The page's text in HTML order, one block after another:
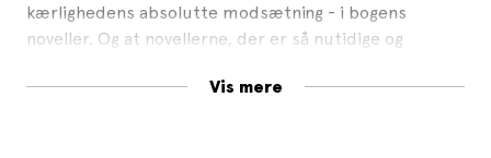
kærlighedens absolutte modsætning - i bogens
noveller. Og at novellerne, der er så nutidige og
herfra som i 1890'ernes Rusland, kan kun undre.
Vis mere